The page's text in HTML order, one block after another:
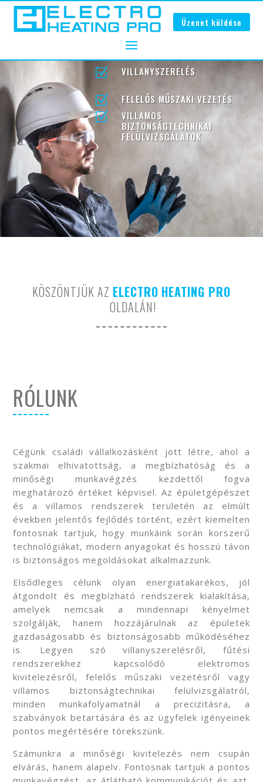
Üzenet küldése
Z VILLANYSZERELÉS
Z FELELŐS MŰSZAKI VEZETÉS
Z
VILLAMOS
BIZTONSÁGTECHNIKAI
FELÜLVIZSGÁLATOK
KÖSZÖNTJÜK AZ ELECTRO HEATING PRO
OLDALÁN!
RÓLUNK
Cégünk családi vállalkozásként jött létre, ahol a
szakmai elhivatottság, a megbízhatóság és a
minőségi munkavégzés kezdettől fogva
meghatározó értéket képvisel. Az épületgépészet
és a villamos rendszerek területén az elmúlt
években jelentős fejlődés történt, ezért kiemelten
fontosnak tartjuk, hogy munkáink során korszerű
technológiákat, modern anyagokat és hosszú távon
is biztonságos megoldásokat alkalmazzunk.
Elsődleges célunk olyan energiatakarékos, jól
átgondolt és megbízható rendszerek kialakítása,
amelyek nemcsak a mindennapi kényelmet
szolgálják, hanem hozzájárulnak az épületek
gazdaságosabb és biztonságosabb működéséhez
is. Legyen szó villanyszerelésről, fűtési
rendszerekhez kapcsolódó elektromos
kivitelezésről, felelős műszaki vezetésről vagy
villamos biztonságtechnikai felülvizsgálatról,
minden munkafolyamatnál a precizitásra, a
szabványok betartására és az ügyfelek igényeinek
pontos megértésére törekszünk.
Számunkra a minőségi kivitelezés nem csupán
elvárás, hanem alapelv. Fontosnak tartjuk a pontos